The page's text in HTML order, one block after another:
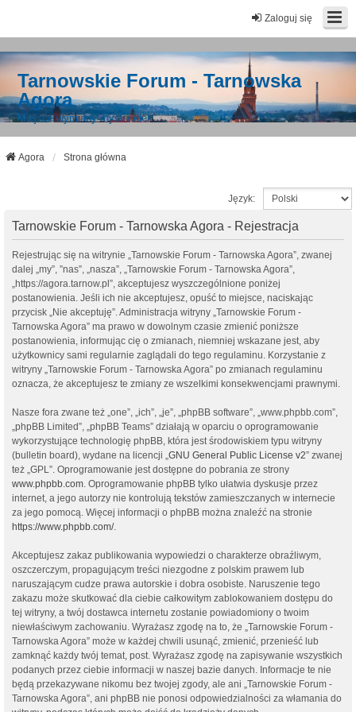
Zaloguj się
Tarnowskie Forum - Tarnowska
Agora
Miejsce wymiany myśli i idei
Agora Strona główna
Język:
Tarnowskie Forum - Tarnowska Agora - Rejestracja
Rejestrując się na witrynie „Tarnowskie Forum - Tarnowska Agora”, zwanej
dalej „my”, ”nas”, „nasza”, „Tarnowskie Forum - Tarnowska Agora”,
„https://agora.tarnow.pl”, akceptujesz wyszczególnione poniżej
postanowienia. Jeśli ich nie akceptujesz, opuść to miejsce, naciskając
przycisk „Nie akceptuję”. Administracja witryny „Tarnowskie Forum -
Tarnowska Agora” ma prawo w dowolnym czasie zmienić poniższe
postanowienia, informując cię o zmianach, niemniej wskazane jest, aby
użytkownicy sami regularnie zaglądali do tego regulaminu. Korzystanie z
witryny „Tarnowskie Forum - Tarnowska Agora” po zmianach regulaminu
oznacza, że akceptujesz te zmiany ze wszelkimi konsekwencjami prawnymi.
Nasze fora zwane też „one”, „ich”, „je”, „phpBB software”, „www.phpbb.com”,
„phpBB Limited”, „phpBB Teams” działają w oparciu o oprogramowanie
wykorzystujące technologię phpBB, która jest środowiskiem typu witryny
(bulletin board), wydane na licencji „GNU General Public License v2” zwanej
też „GPL”. Oprogramowanie jest dostępne do pobrania ze strony
www.phpbb.com. Oprogramowanie phpBB tylko ułatwia dyskusje przez
internet, a jego autorzy nie kontrolują tekstów zamieszczanych w internecie
za jego pomocą. Więcej informacji o phpBB można znaleźć na stronie
https://www.phpbb.com/.
Akceptujesz zakaz publikowania wypowiedzi o charakterze obraźliwym,
oszczerczym, propagującym treści niezgodne z polskim prawem lub
naruszającym cudze prawa autorskie i dobra osobiste. Naruszenie tego
zakazu może skutkować dla ciebie całkowitym zablokowaniem dostępu do
tej witryny, a twój dostawca internetu zostanie powiadomiony o twoim
niewłaściwym zachowaniu. Wyrażasz zgodę na to, że „Tarnowskie Forum -
Tarnowska Agora” może w każdej chwili usunąć, zmienić, przenieść lub
zamknąć każdy twój temat, post. Wyrażasz zgodę na zapisywanie wszystkich
podanych przez ciebie informacji w naszej bazie danych. Informacje te nie
będą przekazywane nikomu bez twojej zgody, ale ani „Tarnowskie Forum -
Tarnowska Agora”, ani phpBB nie ponosi odpowiedzialności za włamania do